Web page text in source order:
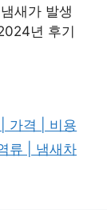
새가 발생
년 후기
가격 | 비용
류 | 냄새차